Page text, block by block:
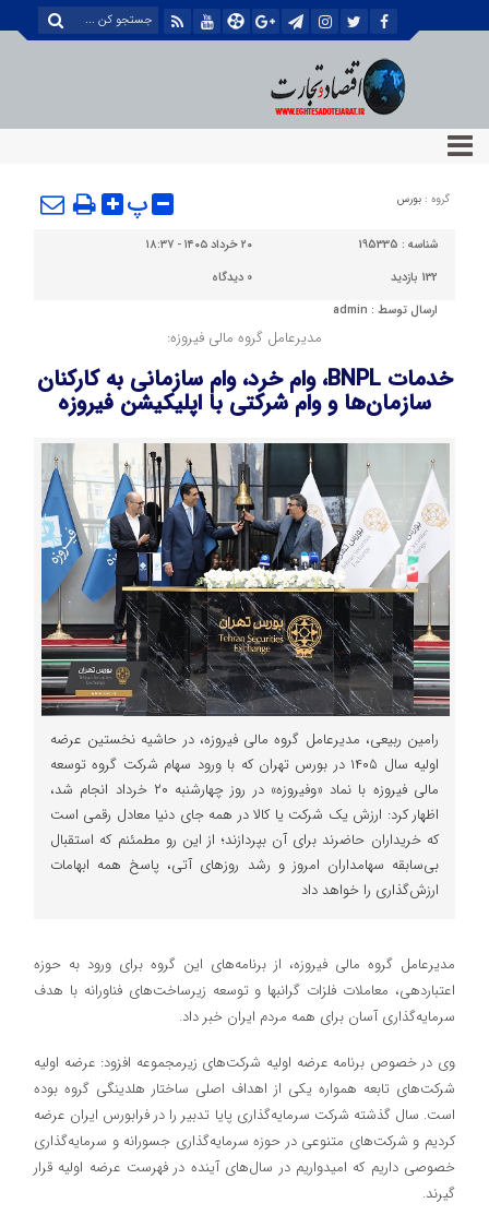
گروه : بورس پ
شناسه : 195335
۲۰ خرداد ۱۴۰۵ - ۱۸:۳۷
132 بازدید
0 دیدگاه
ارسال توسط : admin
مدیرعامل گروه مالی فیروزه:
خدمات BNPL، وام خرد، وام سازمانی به کارکنان
سازمان‌ها و وام شرکتی با اپلیکیشن فیروزه
رامین ربیعی، مدیرعامل گروه مالی فیروزه، در حاشیه نخستین عرضه
اولیه سال ۱۴۰۵ در بورس تهران که با ورود سهام شرکت گروه توسعه
مالی فیروزه با نماد «وفیروزه» در روز چهارشنبه ۲۰ خرداد انجام شد،
اظهار کرد: ارزش یک شرکت یا کالا در همه جای دنیا معادل رقمی است
که خریداران حاضرند برای آن بپردازند؛ از این رو مطمئنم که استقبال
بی‌سابقه سهامداران امروز و رشد روزهای آتی، پاسخ همه ابهامات
ارزش‌گذاری را خواهد داد
مدیرعامل گروه مالی فیروزه، از برنامه‌های این گروه برای ورود به حوزه
اعتباردهی، معاملات فلزات گرانبها و توسعه زیرساخت‌های فناورانه با هدف
سرمایه‌گذاری آسان برای همه مردم ایران خبر داد.
وی در خصوص برنامه عرضه اولیه شرکت‌های زیرمجموعه افزود: عرضه اولیه
شرکت‌های تابعه همواره یکی از اهداف اصلی ساختار هلدینگی گروه بوده
است. سال گذشته شرکت سرمایه‌گذاری پایا تدبیر را در فرابورس ایران عرضه
کردیم و شرکت‌های متنوعی در حوزه سرمایه‌گذاری جسورانه و سرمایه‌گذاری
خصوصی داریم که امیدواریم در سال‌های آینده در فهرست عرضه اولیه قرار
گیرند.